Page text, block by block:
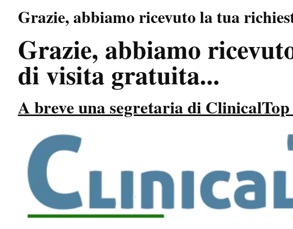
Grazie, abbiamo ricevuto la tua
Grazie, abbiamo
di visita gratuita...
A breve una segretaria di